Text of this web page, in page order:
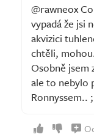
@rawneox
vypadá že jsi
akvizici
chtěli,
Osobně jsem
ale to nebylo
Ronnyssem..